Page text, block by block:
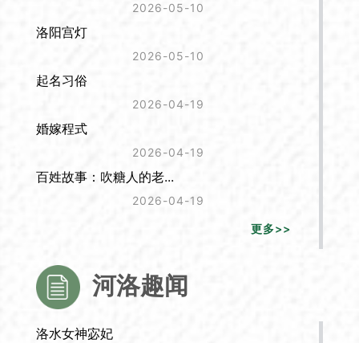
2026-05-10
洛阳宫灯
2026-05-10
起名习俗
2026-04-19
婚嫁程式
2026-04-19
百姓故事：吹糖人的老...
2026-04-19
更多>>
河洛趣闻
洛水女神宓妃